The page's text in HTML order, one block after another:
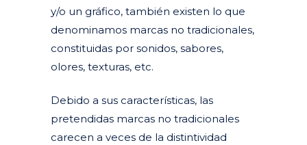
y/o un gráfico, también existen lo que
denominamos marcas no tradicionales,
constituidas por sonidos, sabores,
olores, texturas, etc.
Debido a sus características, las
pretendidas marcas no tradicionales
carecen a veces de la distintividad